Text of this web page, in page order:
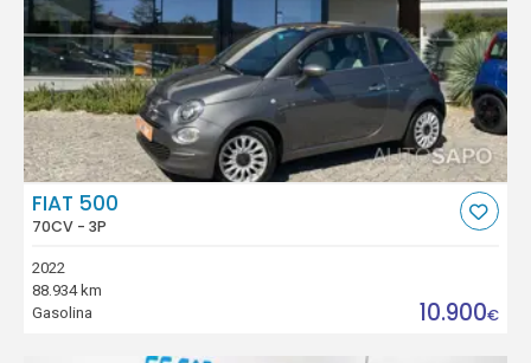
FIAT 500
70CV - 3P
2022
88.934 km
Gasolina
10.900€